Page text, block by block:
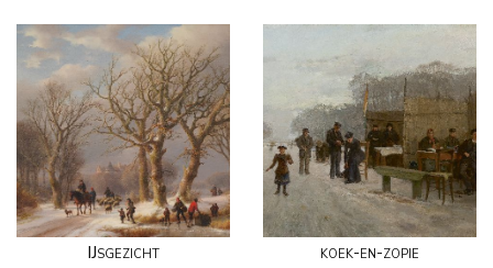
IJsgezicht koek-en-zopie